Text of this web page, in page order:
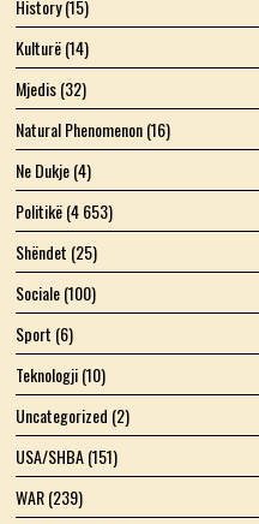
History(15)
Kulturë(14)
Mjedis(32)
Natural Phenomenon(16)
Ne Dukje(4)
Politikë(4 653)
Shëndet (25)
Sociale(100)
Sport (6)
Teknologji(10)
Uncategorized (2)
USA/SHBA(151)
WAR(239)